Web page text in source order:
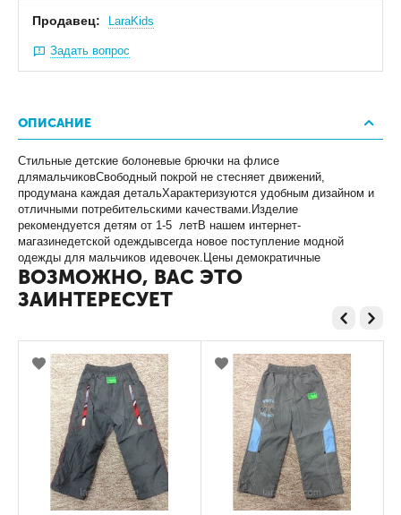
Продавец: LaraKids
Задать вопрос
ОПИСАНИЕ
Стильные детские болоневые брючки на флисе
длямальчиковСвободный покрой не стесняет движений,
продумана каждая детальХарактеризуются удобным дизайном и
отличными потребительскими качествами.Изделие
рекомендуется детям от 1-5 летВ нашем интернет-
магазинедетской одеждывсегда новое поступление модной
одежды для мальчиков идевочек.Цены демократичные
ВОЗМОЖНО, ВАС ЭТО
ЗАИНТЕРЕСУЕТ